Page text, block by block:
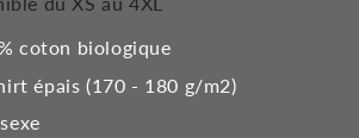
coton biologique
épais (170 - 180 g/m2)